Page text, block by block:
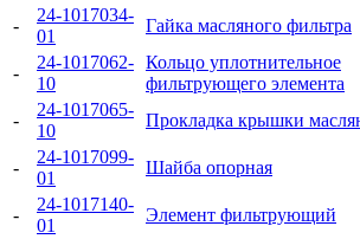
-
24-1017034-
01
Гайка масляного фильтра
-
24-1017062-
10
Кольцо уплотнительное
фильтрующего элемента
-
24-1017065-
10
Прокладка крышки
-
24-1017099-
01
Шайба опорная
-
24-1017140-
01
Элемент фильтрующий